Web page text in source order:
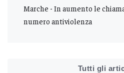
Marche - In aumento le
numero antiviolenza
Tutti gli